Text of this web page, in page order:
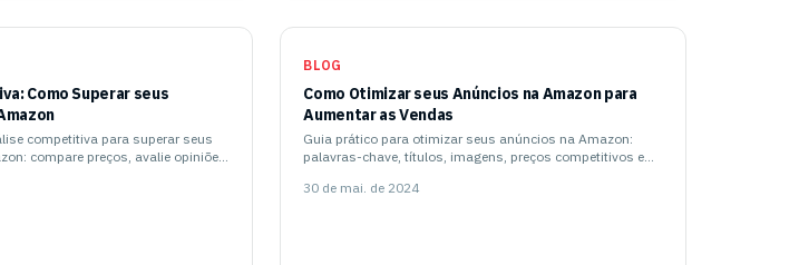
Como Superar seus
competitiva para superar seus
compare preços, avalie opiniões
BLOG
Como Otimizar seus Anúncios na Amazon para
Aumentar as Vendas
Guia prático para otimizar seus anúncios na Amazon:
palavras-chave, títulos, imagens, preços competitivos e
30 de mai. de 2024